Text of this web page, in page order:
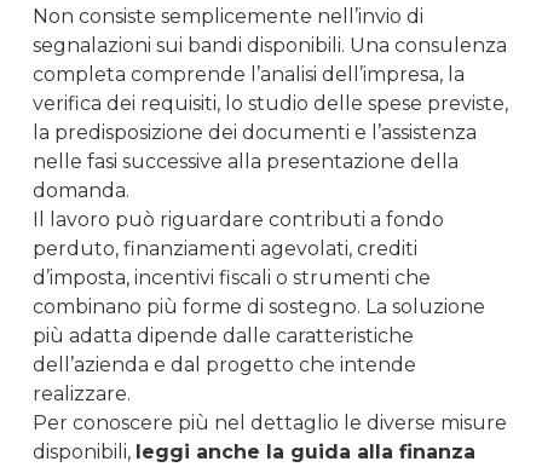
Non consiste semplicemente nell’invio di
segnalazioni sui bandi disponibili. Una consulenza
completa comprende l’analisi dell’impresa, la
verifica dei requisiti, lo studio delle spese previste,
la predisposizione dei documenti e l’assistenza
nelle fasi successive alla presentazione della
domanda.
Il lavoro può riguardare contributi a fondo
perduto, finanziamenti agevolati, crediti
d’imposta, incentivi fiscali o strumenti che
combinano più forme di sostegno. La soluzione
più adatta dipende dalle caratteristiche
dell’azienda e dal progetto che intende
realizzare.
Per conoscere più nel dettaglio le diverse misure
disponibili, leggi anche la guida alla finanza